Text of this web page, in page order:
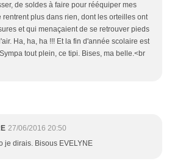
de soldes à faire pour rééquiper mes
rentrent plus dans rien, dont les orteilles ont
et qui menaçaient de se retrouver pieds
Ha, ha, ha !!! Et la fin d'année scolaire est
tout plein, ce tipi. Bises, ma belle.<br
27/06/2016 20:50
je dirais. Bisous EVELYNE